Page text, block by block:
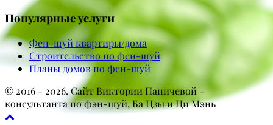
Популярные услуги
Фен-шуй квартиры/дома
Строительство по фен-шуй
Планы домов по фен-шуй
© 2016 - 2026. Сайт Виктории Паничевой -
консультанта по фэн-шуй, Ба Цзы и Ци Мэнь